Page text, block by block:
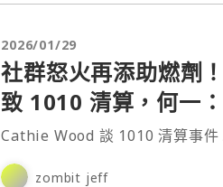
2026/01/29
社群怒火再添助燃劑
致 1010 清算，何一
zombit jeff